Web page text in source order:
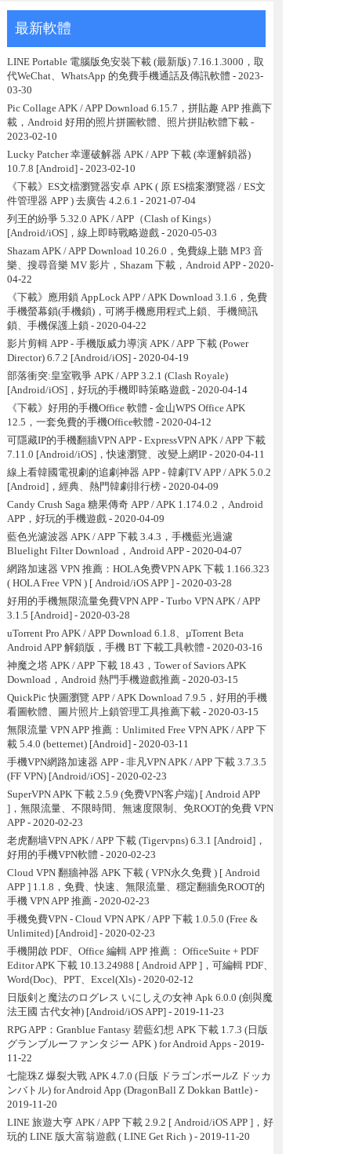
最新軟體
LINE Portable 電腦版免安裝下載 (最新版) 7.16.1.3000，取
代WeChat、WhatsApp 的免費手機通話及傳訊軟體 - 2023-
03-30
Pic Collage APK / APP Download 6.15.7，拼貼趣 APP 推薦下
載，Android 好用的照片拼圖軟體、照片拼貼軟體下載-
2023-02-10
Lucky Patcher 幸運破解器 APK / APP 下載 (幸運解鎖器)
10.7.8 [Android] - 2023-02-10
《下載》ES文檔瀏覽器安卓 APK ( 原 ES檔案瀏覽器 / ES文
件管理器 APP ) 去廣告 4.2.6.1 - 2021-07-04
列王的紛爭 5.32.0 APK / APP（Clash of Kings）
[Android/iOS]，線上即時戰略遊戲- 2020-05-03
Shazam APK / APP Download 10.26.0，免費線上聽 MP3 音
樂、搜尋音樂 MV 影片，Shazam 下載，Android APP- 2020-
04-22
《下載》應用鎖 AppLock APP / APK Download 3.1.6，免費
手機螢幕鎖(手機鎖)，可將手機應用程式上鎖、手機簡訊
鎖、手機保護上鎖 - 2020-04-22
影片剪輯 APP - 手機版威力導演 APK / APP 下載 (Power
Director) 6.7.2 [Android/iOS]- 2020-04-19
部落衝突:皇室戰爭 APK / APP 3.2.1 (Clash Royale)
[Android/iOS]，好玩的手機即時策略遊戲- 2020-04-14
《下載》好用的手機Office 軟體 - 金山WPS Office APK
12.5，一套免費的手機Office軟體 - 2020-04-12
可隱藏IP的手機翻牆VPN APP - ExpressVPN APK / APP 下載
7.11.0 [Android/iOS]，快速瀏覽、改變上網IP- 2020-04-11
線上看韓國電視劇的追劇神器 APP - 韓劇TV APP / APK 5.0.2
[Android]，經典、熱門韓劇排行榜- 2020-04-09
Candy Crush Saga 糖果傳奇 APP / APK 1.174.0.2，Android
APP，好玩的手機遊戲- 2020-04-09
藍色光濾波器 APK / APP 下載 3.4.3，手機藍光過濾
Bluelight Filter Download，Android APP- 2020-04-07
網路加速器 VPN 推薦：HOLA免费VPN APK 下載 1.166.323
( HOLA Free VPN ) [ Android/iOS APP ]- 2020-03-28
好用的手機無限流量免費VPN APP - Turbo VPN APK / APP
3.1.5 [Android]- 2020-03-28
uTorrent Pro APK / APP Download 6.1.8、µTorrent Beta
Android APP 解鎖版，手機 BT 下載工具軟體 - 2020-03-16
神魔之塔 APK / APP 下載 18.43，Tower of Saviors APK
Download，Android 熱門手機遊戲推薦- 2020-03-15
QuickPic 快圖瀏覽 APP / APK Download 7.9.5，好用的手機
看圖軟體、圖片照片上鎖管理工具推薦下載- 2020-03-15
無限流量 VPN APP 推薦：Unlimited Free VPN APK / APP 下
載 5.4.0 (betternet) [Android]- 2020-03-11
手機VPN網路加速器 APP - 非凡VPN APK / APP 下載 3.7.3.5
(FF VPN) [Android/iOS]- 2020-02-23
SuperVPN APK 下載 2.5.9 (免费VPN客户端) [ Android APP
]，無限流量、不限時間、無速度限制、免ROOT的免費 VPN
APP- 2020-02-23
老虎翻墙VPN APK / APP 下載 (Tigervpns) 6.3.1 [Android]，
好用的手機VPN軟體 - 2020-02-23
Cloud VPN 翻牆神器 APK 下載 ( VPN永久免費 ) [ Android
APP ] 1.1.8，免費、快速、無限流量、穩定翻牆免ROOT的
手機 VPN APP 推薦- 2020-02-23
手機免費VPN - Cloud VPN APK / APP 下載 1.0.5.0 (Free &
Unlimited) [Android]- 2020-02-23
手機開啟 PDF、Office 編輯 APP 推薦： OfficeSuite + PDF
Editor APK 下載 10.13.24988 [ Android APP ]，可編輯 PDF、
Word(Doc)、PPT、Excel(Xls)- 2020-02-12
日版剣と魔法のログレス いにしえの女神 Apk 6.0.0 (劍與魔
法王國 古代女神) [Android/iOS APP]- 2019-11-23
RPG APP：Granblue Fantasy 碧藍幻想 APK 下載 1.7.3 (日版
グランブルーファンタジー APK ) for Android Apps - 2019-
11-22
七龍珠Z 爆裂大戰 APK 4.7.0 (日版 ドラゴンボールZ ドッカ
ンバトル) for Android App (DragonBall Z Dokkan Battle)-
2019-11-20
LINE 旅遊大亨 APK / APP 下載 2.9.2 [ Android/iOS APP ]，好
玩的 LINE 版大富翁遊戲 ( LINE Get Rich )- 2019-11-20